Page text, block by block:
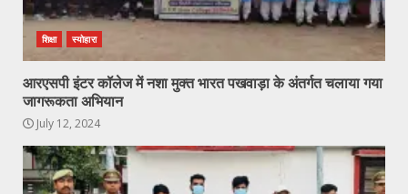
शिक्षा स्योहारा
आरएसपी इंटर कॉलेज में नशा मुक्त भारत पखवाड़ा के अंतर्गत चलाया गया
जागरूकता अभियान
July 12, 2024